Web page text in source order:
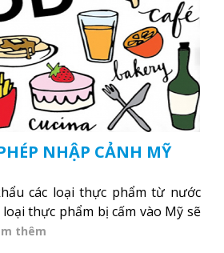
NHẬP CẢNH MỸ
các loại thực phẩm từ nước
thực phẩm bị cấm vào Mỹ sẽ
thêm